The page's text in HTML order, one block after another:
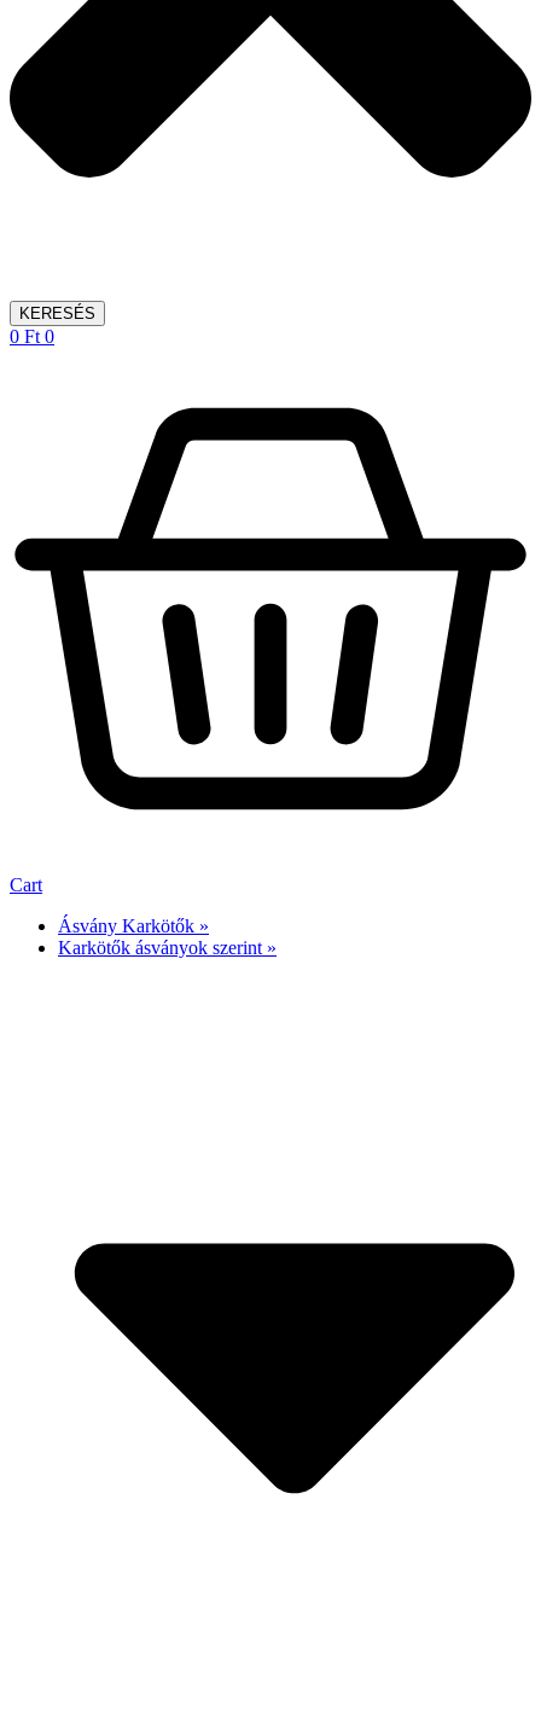
KERESÉS
0 Ft 0
Cart
Ásvány Karkötők »
Karkötők ásványok szerint »